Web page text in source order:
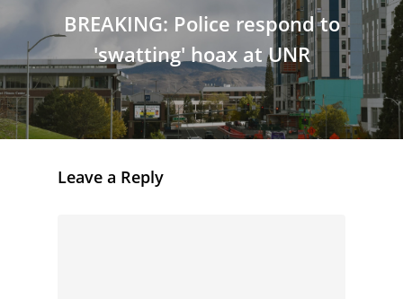
BREAKING: Police respond to
'swatting' hoax at UNR
Leave a Reply